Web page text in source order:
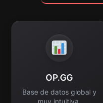
OP.GG
Base de datos global y